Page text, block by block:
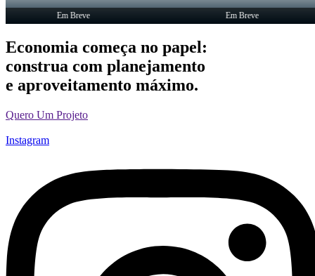
Em Breve Em Breve
Economia começa no papel:
construa com planejamento
e aproveitamento máximo.
Quero Um Projeto
Instagram